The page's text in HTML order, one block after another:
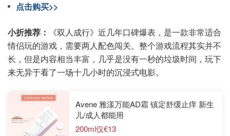
点击购买>>
小折推荐：
《双人成行》近几年口碑爆表，是一款非常适合
情侣玩的游戏，需要两人配色闯关。整个游戏流程其实并不
长，但是内容相当丰富，几乎是没有一秒的垃圾时间，玩下
来无异于看了一场十几小时的沉浸式电影。
Avene 雅漾万能AD霜 镇定舒缓止痒 新生
儿/成人都能用
200ml仅€13